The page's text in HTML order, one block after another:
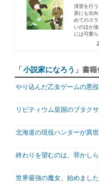
才女のお世話 無自覚
演習を行
原にも出
めてのス
いのほか
には可愛
「小説家になろう 」書
やり込んだ乙女ゲームの悪
リビティウム皇国のブタク
北海道の現役ハンターが異
終わりを望むのは、罪かし
世界最強の魔女、始めまし